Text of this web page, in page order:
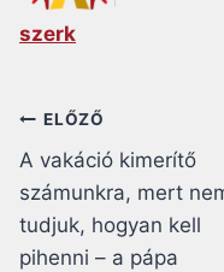
szerk
Bejegyzés
navigáció
ELŐZŐ
A vakáció kimerítő
számunkra, mert
tudjuk, hogyan kell
pihenni – a pápa